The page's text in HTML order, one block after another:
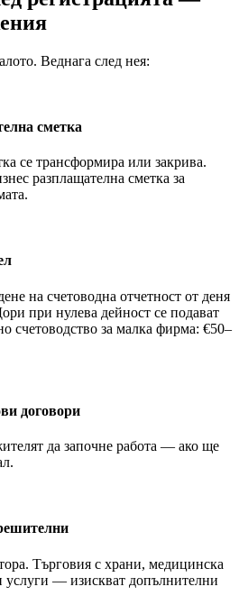
Веднага след нея:
сметка
се трансформира или закрива.
разплащателна сметка за
на счетоводна отчетност от деня
при нулева дейност се подават
счетоводство за малка фирма: €50–
договори
да започне работа — ако ще
Търговия с храни, медицинска
услуги — изискват допълнителни